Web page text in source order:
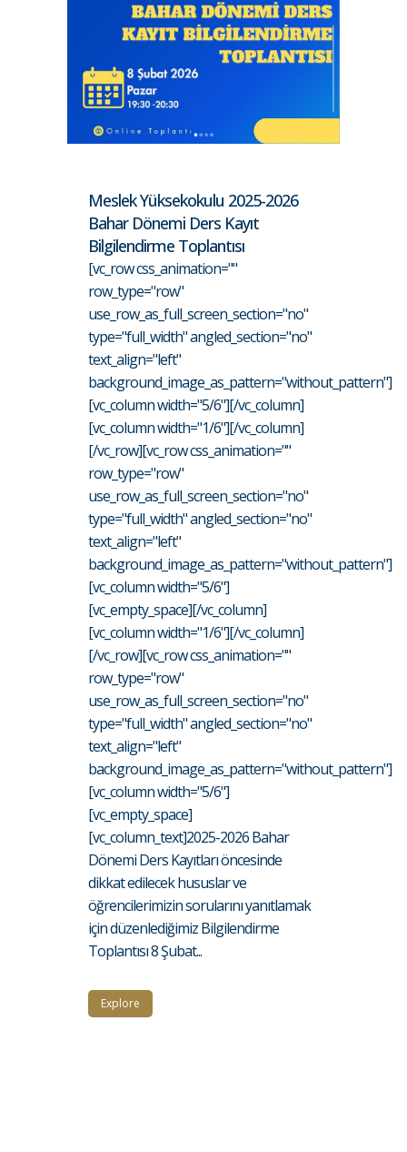
Meslek Yüksekokulu 2025-2026
Bahar Dönemi Ders Kayıt
Bilgilendirme Toplantısı
[vc_row css_animation=""
row_type="row"
use_row_as_full_screen_section="no"
type="full_width" angled_section="no"
text_align="left"
background_image_as_pattern="without_pattern"]
[vc_column width="5/6"][/vc_column]
[vc_column width="1/6"][/vc_column]
[/vc_row][vc_row css_animation=""
row_type="row"
use_row_as_full_screen_section="no"
type="full_width" angled_section="no"
text_align="left"
background_image_as_pattern="without_pattern"]
[vc_column width="5/6"]
[vc_empty_space][/vc_column]
[vc_column width="1/6"][/vc_column]
[/vc_row][vc_row css_animation=""
row_type="row"
use_row_as_full_screen_section="no"
type="full_width" angled_section="no"
text_align="left"
background_image_as_pattern="without_pattern"]
[vc_column width="5/6"]
[vc_empty_space]
[vc_column_text]2025-2026 Bahar
Dönemi Ders Kayıtları öncesinde
dikkat edilecek hususlar ve
öğrencilerimizin sorularını yanıtlamak
için düzenlediğimiz Bilgilendirme
Toplantısı 8 Şubat...
Explore